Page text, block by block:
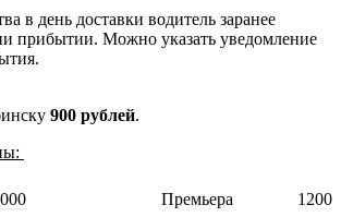
в день доставки водитель заранее
прибытии. Можно указать уведомление
900 рублей.
Премьера
1200